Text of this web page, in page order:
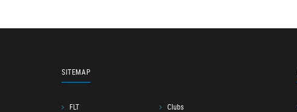
SITEMAP
FLT
Clubs